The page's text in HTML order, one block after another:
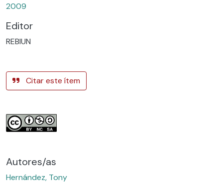
2009
Editor
REBIUN
Citar este ítem
Autores/as
Hernández, Tony